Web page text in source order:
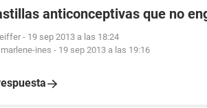
anticonceptivas que no
- 19 sep 2013 a las 18:24
marlene-ines - 19 sep 2013 a las 19:16